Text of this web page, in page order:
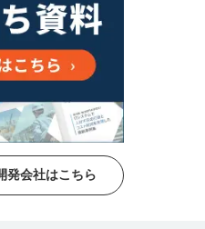
発会社はこちら